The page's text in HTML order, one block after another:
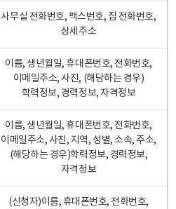
사무실 전화번호, 팩스번호, 집 전화번호,
상세주소
이름, 생년월일, 휴대폰번호, 전화번호,
이메일주소, 사진, (해당하는 경우)
학력정보, 경력정보, 자격정보
이름, 생년월일, 휴대폰번호, 전화번호,
이메일주소, 사진, 지역, 성별, 소속, 주소,
(해당하는 경우)학력정보, 경력정보,
자격정보
(신청자)이름, 휴대폰번호, 전화번호,